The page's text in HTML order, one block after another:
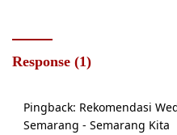
Response (1)
Pingback: Rekomendasi
Semarang - Semarang Kita